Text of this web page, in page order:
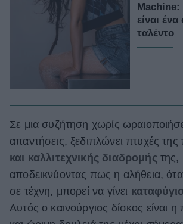
είναι ένα
ταλέντο
Σε μια συζήτηση χωρίς
απαντήσεις, ξεδιπλώνει πτυχές της
και καλλιτεχνικής διαδρομής της,
αποδεικνύοντας πως η αλήθεια,
σε τέχνη, μπορεί να γίνει καταφύγιο
Αυτός ο καινούργιος δίσκος είναι η